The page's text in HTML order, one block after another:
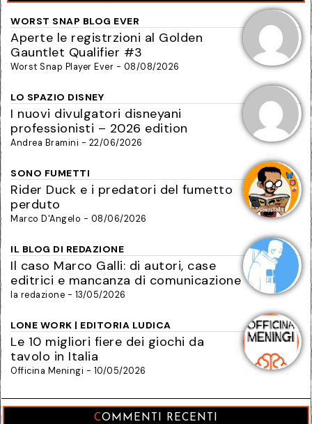
WORST SNAP BLOG EVER
Aperte le registrzioni al Golden
Gauntlet Qualifier #3
Worst Snap Player Ever - 08/08/2026
LO SPAZIO DISNEY
I nuovi divulgatori disneyani
professionisti – 2026 edition
Andrea Bramini - 22/06/2026
SONO FUMETTI
Rider Duck e i predatori del fumetto
perduto
Marco D'Angelo - 08/06/2026
IL BLOG DI REDAZIONE
Il caso Marco Galli: di autori, case
editrici e mancanza di comunicazione
la redazione - 13/05/2026
LONE WORK | EDITORIA LUDICA
Le 10 migliori fiere dei giochi da
tavolo in Italia
Officina Meningi - 10/05/2026
COMMENTI RECENTI